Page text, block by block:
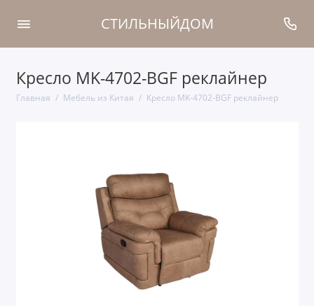
СТИЛЬНЫЙДОМ
Кресло MK-4702-BGF реклайнер
Главная Мебель из Китая Кресло MK-4702-BGF реклайнер